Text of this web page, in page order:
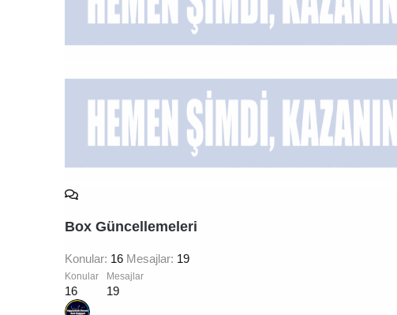
Box Güncellemeleri
Konular 16 Mesajlar 19
Konular
16
Mesajlar
19